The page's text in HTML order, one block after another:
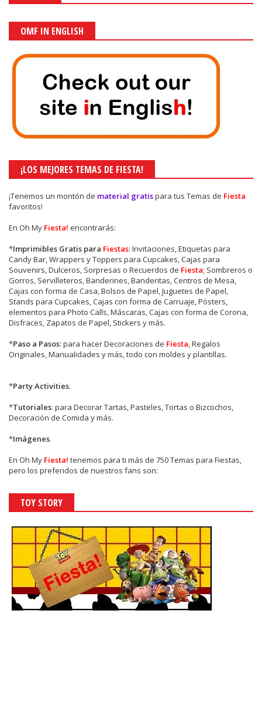
OMF IN ENGLISH
¡LOS MEJORES TEMAS DE FIESTA!
¡Tenemos un montón de material gratispara tus Temas de Fiesta
favoritos!
En Oh My Fiesta! encontrarás:
*Imprimibles Gratis para Fiestas: Invitaciones, Etiquetas para
Candy Bar, Wrappers y Toppers para Cupcakes, Cajas para
Souvenirs, Dulceros, Sorpresas o Recuerdos de Fiesta; Sombreros o
Gorros, Servilleteros, Banderines, Banderitas, Centros de Mesa,
Cajas con forma de Casa, Bolsos de Papel, Juguetes de Papel,
Stands para Cupcakes, Cajas con forma de Carruaje, Pósters,
elementos para Photo Calls, Máscaras, Cajas con forma de Corona,
Disfraces, Zapatos de Papel, Stickers y más.
*Paso a Pasos: para hacer Decoraciones de Fiesta, Regalos
Originales, Manualidades y más, todo con moldes y plantillas.
*Party Activities.
*Tutoriales: para Decorar Tartas, Pasteles, Tortas o Bizcochos,
Decoración de Comida y más.
*Imágenes.
En Oh My Fiesta! tenemos para ti más de 750 Temas para Fiestas,
pero los preferidos de nuestros fans son:
TOY STORY